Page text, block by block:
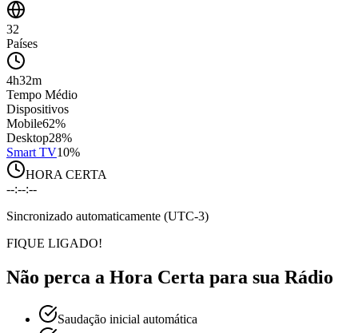
32
Países
4h32m
Tempo Médio
Dispositivos
Mobile62%
Desktop28%
Smart TV10%
HORA CERTA
--:--:--
Sincronizado automaticamente (UTC-3)
FIQUE LIGADO!
Não perca a Hora Certa para sua Rádio
Saudação inicial automática